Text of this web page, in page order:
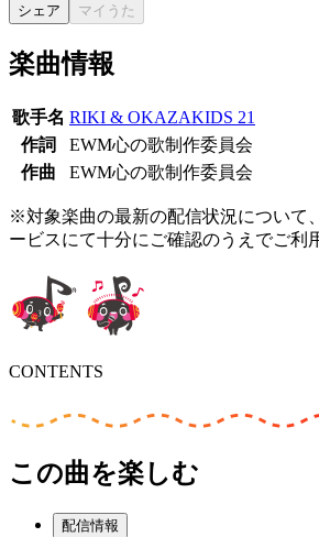
シェア マイうた
楽曲情報
歌手名 RIKI & OKAZAKIDS 21
作詞
EWM心の歌制作委員会
作曲
EWM心の歌制作委員会
※対象楽曲の最新の配信状況について
ービスにて十分にご確認のうえでご利
CONTENTS
この曲を楽しむ
配信情報